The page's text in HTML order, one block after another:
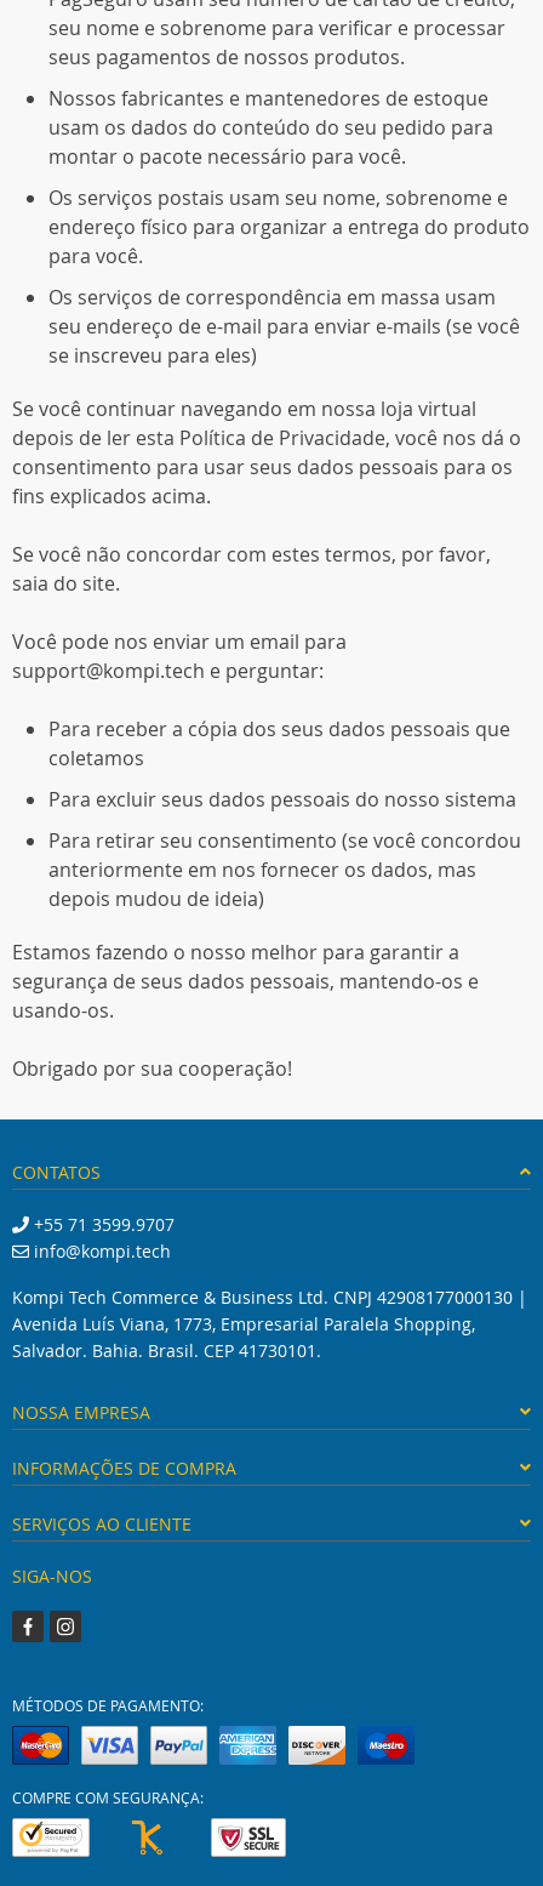
seu nome e sobrenome para verificar e processar
seus pagamentos de nossos produtos.
Nossos fabricantes e mantenedores de estoque
usam os dados do conteúdo do seu pedido para
montar o pacote necessário para você.
Os serviços postais usam seu nome, sobrenome e
endereço físico para organizar a entrega do produto
para você.
Os serviços de correspondência em massa usam
seu endereço de e-mail para enviar e-mails (se você
se inscreveu para eles)
Se você continuar navegando em nossa loja virtual
depois de ler esta Política de Privacidade, você nos dá o
consentimento para usar seus dados pessoais para os
fins explicados acima.
Se você não concordar com estes termos, por favor,
saia do site.
Você pode nos enviar um email para
support@kompi.tech e perguntar:
Para receber a cópia dos seus dados pessoais que
coletamos
Para excluir seus dados pessoais do nosso sistema
Para retirar seu consentimento (se você concordou
anteriormente em nos fornecer os dados, mas
depois mudou de ideia)
Estamos fazendo o nosso melhor para garantir a
segurança de seus dados pessoais, mantendo-os e
usando-os.
Obrigado por sua cooperação!
CONTATOS
+55 71 3599.9707
info@kompi.tech
Kompi Tech Commerce & Business Ltd. CNPJ 42908177000130 |
Avenida Luís Viana, 1773, Empresarial Paralela Shopping,
Salvador. Bahia. Brasil. CEP 41730101.
NOSSA EMPRESA
INFORMAÇÕES DE COMPRA
SERVIÇOS AO CLIENTE
SIGA-NOS
MÉTODOS DE PAGAMENTO:
COMPRE COM SEGURANÇA: